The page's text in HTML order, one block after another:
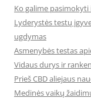
Ko galime
Lyderystės testų
ugdymas
Asmenybės testas
Vidaus durys ir
Prieš CBD aliejaus
Medinės vaikų